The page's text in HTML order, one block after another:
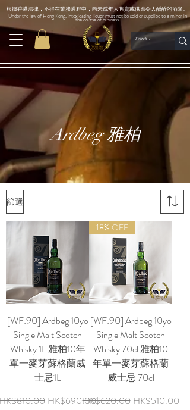
根據香港法律，不得在業務過程中，向未成年人售賣或供應令人醺醉的酒類。
Under the law of Hong Kong, intoxicating liquor must not be sold or supplied to a minor in
the course of business.
Ardbeg 雅柏
篩選
[WF:90] Ardbeg 10yo
Single Malt Scotch
Whisky 1L 雅柏10年
單一麥芽蘇格蘭威
士忌1L
般價格
促銷價格
HK$690.00
18% OFF
[WF:90] Ardbeg 10yo
Single Malt Scotch
Whisky 70cl 雅柏10
年單一麥芽蘇格蘭
威士忌 70cl
一般價格
HK$620.00 促銷價格
HK$510.00